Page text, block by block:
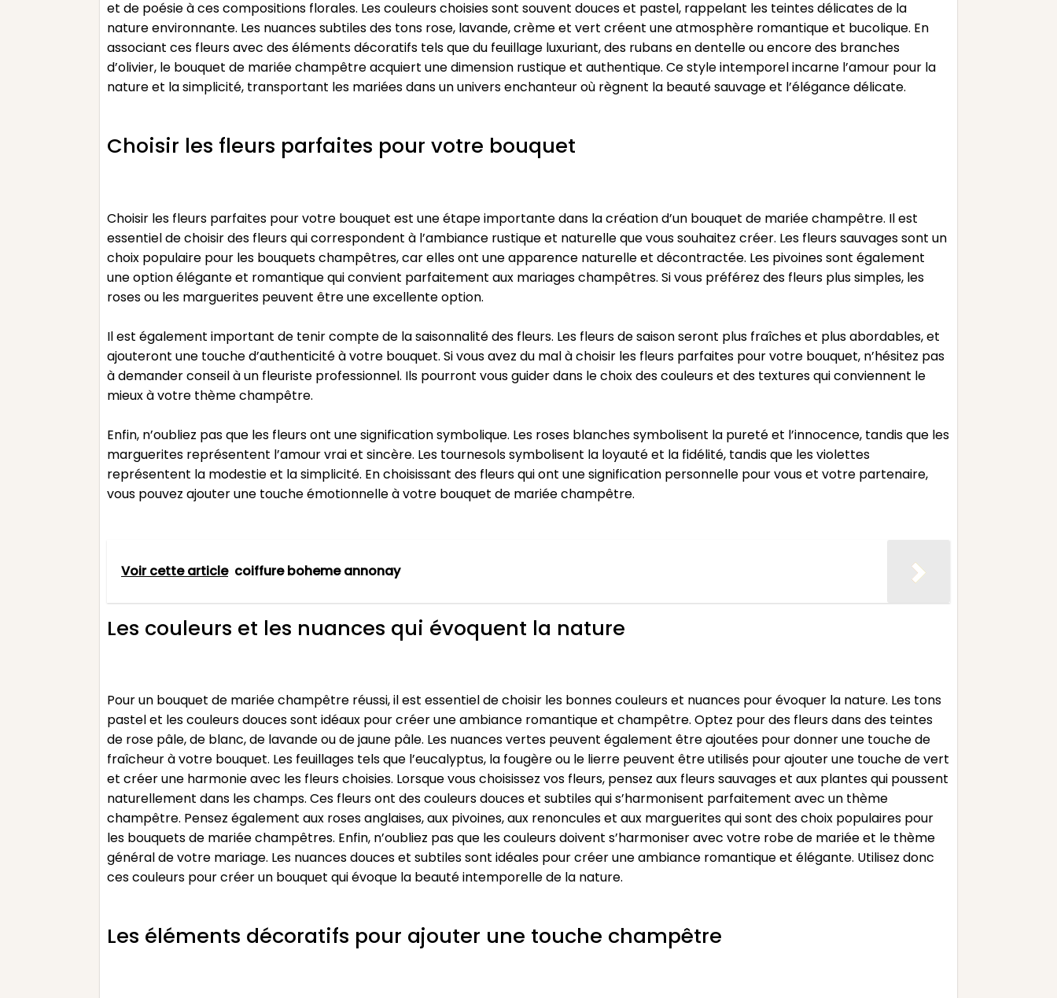
et de poésie à ces compositions florales. Les couleurs choisies sont souvent douces et pastel, rappelant les teintes délicates de la
nature environnante. Les nuances subtiles des tons rose, lavande, crème et vert créent une atmosphère romantique et bucolique. En
associant ces fleurs avec des éléments décoratifs tels que du feuillage luxuriant, des rubans en dentelle ou encore des branches
d’olivier, le bouquet de mariée champêtre acquiert une dimension rustique et authentique. Ce style intemporel incarne l’amour pour la
nature et la simplicité, transportant les mariées dans un univers enchanteur où règnent la beauté sauvage et l’élégance délicate.
Choisir les fleurs parfaites pour votre bouquet
Choisir les fleurs parfaites pour votre bouquet est une étape importante dans la création d’un bouquet de mariée champêtre. Il est
essentiel de choisir des fleurs qui correspondent à l’ambiance rustique et naturelle que vous souhaitez créer. Les fleurs sauvages sont un
choix populaire pour les bouquets champêtres, car elles ont une apparence naturelle et décontractée. Les pivoines sont également
une option élégante et romantique qui convient parfaitement aux mariages champêtres. Si vous préférez des fleurs plus simples, les
roses ou les marguerites peuvent être une excellente option.
Il est également important de tenir compte de la saisonnalité des fleurs. Les fleurs de saison seront plus fraîches et plus abordables, et
ajouteront une touche d’authenticité à votre bouquet. Si vous avez du mal à choisir les fleurs parfaites pour votre bouquet, n’hésitez pas
à demander conseil à un fleuriste professionnel. Ils pourront vous guider dans le choix des couleurs et des textures qui conviennent le
mieux à votre thème champêtre.
Enfin, n’oubliez pas que les fleurs ont une signification symbolique. Les roses blanches symbolisent la pureté et l’innocence, tandis que les
marguerites représentent l’amour vrai et sincère. Les tournesols symbolisent la loyauté et la fidélité, tandis que les violettes
représentent la modestie et la simplicité. En choisissant des fleurs qui ont une signification personnelle pour vous et votre partenaire,
vous pouvez ajouter une touche émotionnelle à votre bouquet de mariée champêtre.
Voir cette article coiffure boheme annonay
Les couleurs et les nuances qui évoquent la nature
Pour un bouquet de mariée champêtre réussi, il est essentiel de choisir les bonnes couleurs et nuances pour évoquer la nature. Les tons
pastel et les couleurs douces sont idéaux pour créer une ambiance romantique et champêtre. Optez pour des fleurs dans des teintes
de rose pâle, de blanc, de lavande ou de jaune pâle. Les nuances vertes peuvent également être ajoutées pour donner une touche de
fraîcheur à votre bouquet. Les feuillages tels que l’eucalyptus, la fougère ou le lierre peuvent être utilisés pour ajouter une touche de vert
et créer une harmonie avec les fleurs choisies. Lorsque vous choisissez vos fleurs, pensez aux fleurs sauvages et aux plantes qui poussent
naturellement dans les champs. Ces fleurs ont des couleurs douces et subtiles qui s’harmonisent parfaitement avec un thème
champêtre. Pensez également aux roses anglaises, aux pivoines, aux renoncules et aux marguerites qui sont des choix populaires pour
les bouquets de mariée champêtres. Enfin, n’oubliez pas que les couleurs doivent s’harmoniser avec votre robe de mariée et le thème
général de votre mariage. Les nuances douces et subtiles sont idéales pour créer une ambiance romantique et élégante. Utilisez donc
ces couleurs pour créer un bouquet qui évoque la beauté intemporelle de la nature.
Les éléments décoratifs pour ajouter une touche champêtre